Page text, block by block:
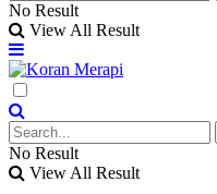
No Result
View All Result
No Result
View All Result